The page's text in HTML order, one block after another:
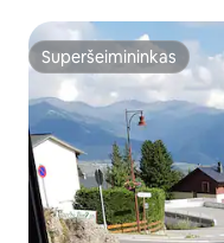
Superšeimininkas
Superšeimininkas